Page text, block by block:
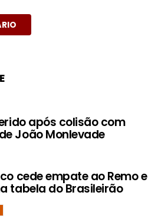
após colisão com
João Monlevade
cede empate ao Remo e
tabela do Brasileirão